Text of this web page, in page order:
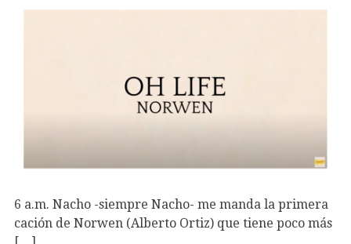
6 a.m. Nacho -siempre Nacho- me manda la primera
cación de Norwen (Alberto Ortiz) que tiene poco más